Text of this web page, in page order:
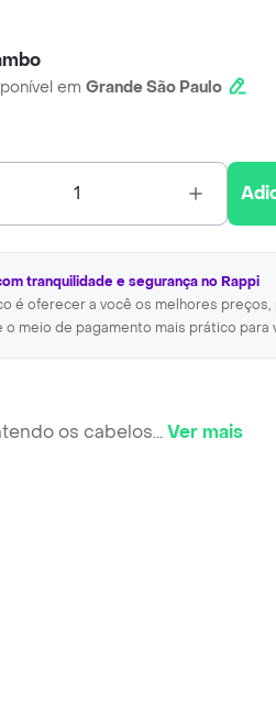
em Grande São Paulo
1
tranquilidade e segurança no Rappi
é oferecer a você os melhores
o meio de pagamento mais prático para
os cabelos...Ver mais